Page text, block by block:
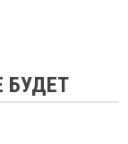
БУДЕТ